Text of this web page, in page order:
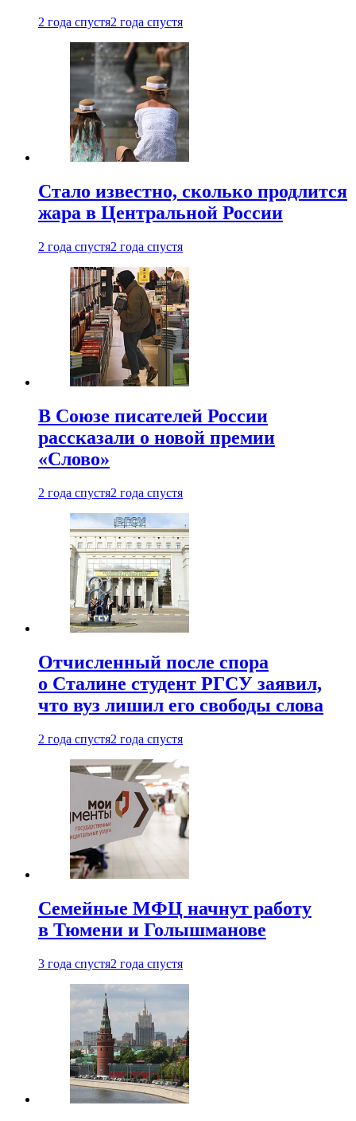
2 года спустя2 года спустя
Стало известно, сколько продлится
жара в Центральной России
2 года спустя2 года спустя
В Союзе писателей России
рассказали о новой премии
«Слово»
2 года спустя2 года спустя
Отчисленный после спора
о Сталине студент РГСУ заявил,
что вуз лишил его свободы слова
2 года спустя2 года спустя
Семейные МФЦ начнут работу
в Тюмени и Голышманове
3 года спустя2 года спустя